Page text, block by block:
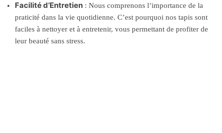
Facilité d’Entretien : Nous comprenons l’importance de la
praticité dans la vie quotidienne. C’est pourquoi nos tapis sont
faciles à nettoyer et à entretenir, vous permettant de profiter de
leur beauté sans stress.